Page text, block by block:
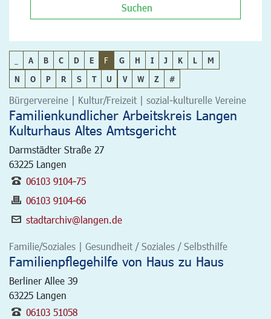
Suchen
A B C D E F G H I J K L
M
N
O P R S T U V W Z #
Bürgervereine | Kultur/Freizeit | sozial-kulturelle Vereine
Familienkundlicher Arbeitskreis Langen
Kulturhaus Altes Amtsgericht
Darmstädter Straße 27
63225 Langen
06103 9104-75
06103 9104-66
stadtarchiv@langen.de
Familie/Soziales | Gesundheit / Soziales / Selbsthilfe
Familienpflegehilfe von Haus zu Haus
Berliner Allee 39
63225 Langen
06103 51058